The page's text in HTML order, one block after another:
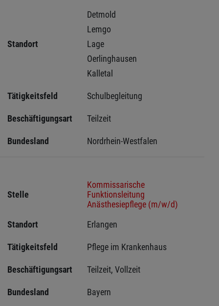
Standort
Detmold
Lemgo
Lage
Oerlinghausen
Kalletal
Tätigkeitsfeld Schulbegleitung
Beschäftigungsart Teilzeit
Bundesland Nordrhein-Westfalen
Stelle
Kommissarische
Funktionsleitung
Anästhesiepflege (m/w/d)
Standort
Erlangen
Tätigkeitsfeld Pflege im Krankenhaus
Beschäftigungsart Teilzeit, Vollzeit
Bundesland Bayern